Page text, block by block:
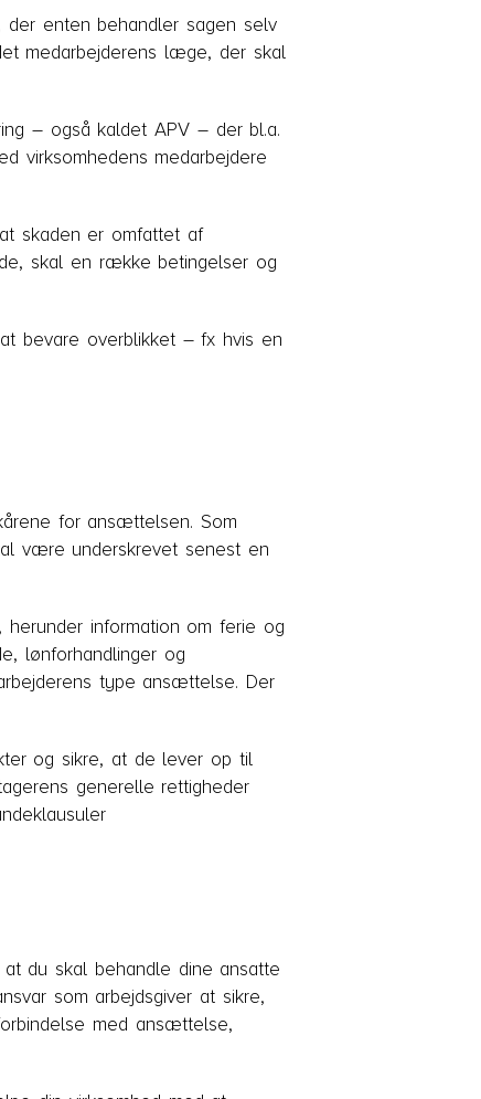
der enten behandler sagen selv
medarbejderens læge, der skal
– også kaldet APV – der bl.a.
virksomhedens medarbejdere
skaden er omfattet af
skal en række betingelser og
bevare overblikket – fx hvis en
for ansættelsen. Som
være underskrevet senest en
information om ferie og
lønforhandlinger og
type ansættelse. Der
og sikre, at de lever op til
generelle rettigheder
du skal behandle dine ansatte
som arbejdsgiver at sikre,
med ansættelse,